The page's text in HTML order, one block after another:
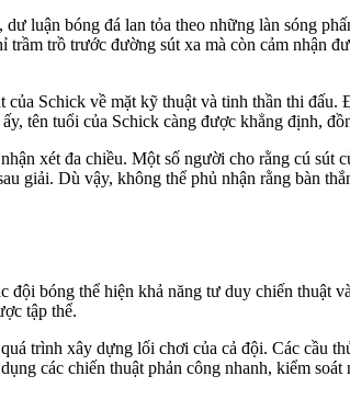
luận bóng đá lan tỏa theo những làn sóng
trồ trước đường sút xa mà còn cảm nhận
Schick về mặt kỹ thuật và tinh thần thi
tên tuổi của Schick càng được khẳng định,
xét đa chiều. Một số người cho rằng cú
giải. Dù vậy, không thể phủ nhận rằng bàn
bóng thể hiện khả năng tư duy chiến thuật
tập thể.
trình xây dựng lối chơi của cả đội. Các cầu
các chiến thuật phản công nhanh, kiểm